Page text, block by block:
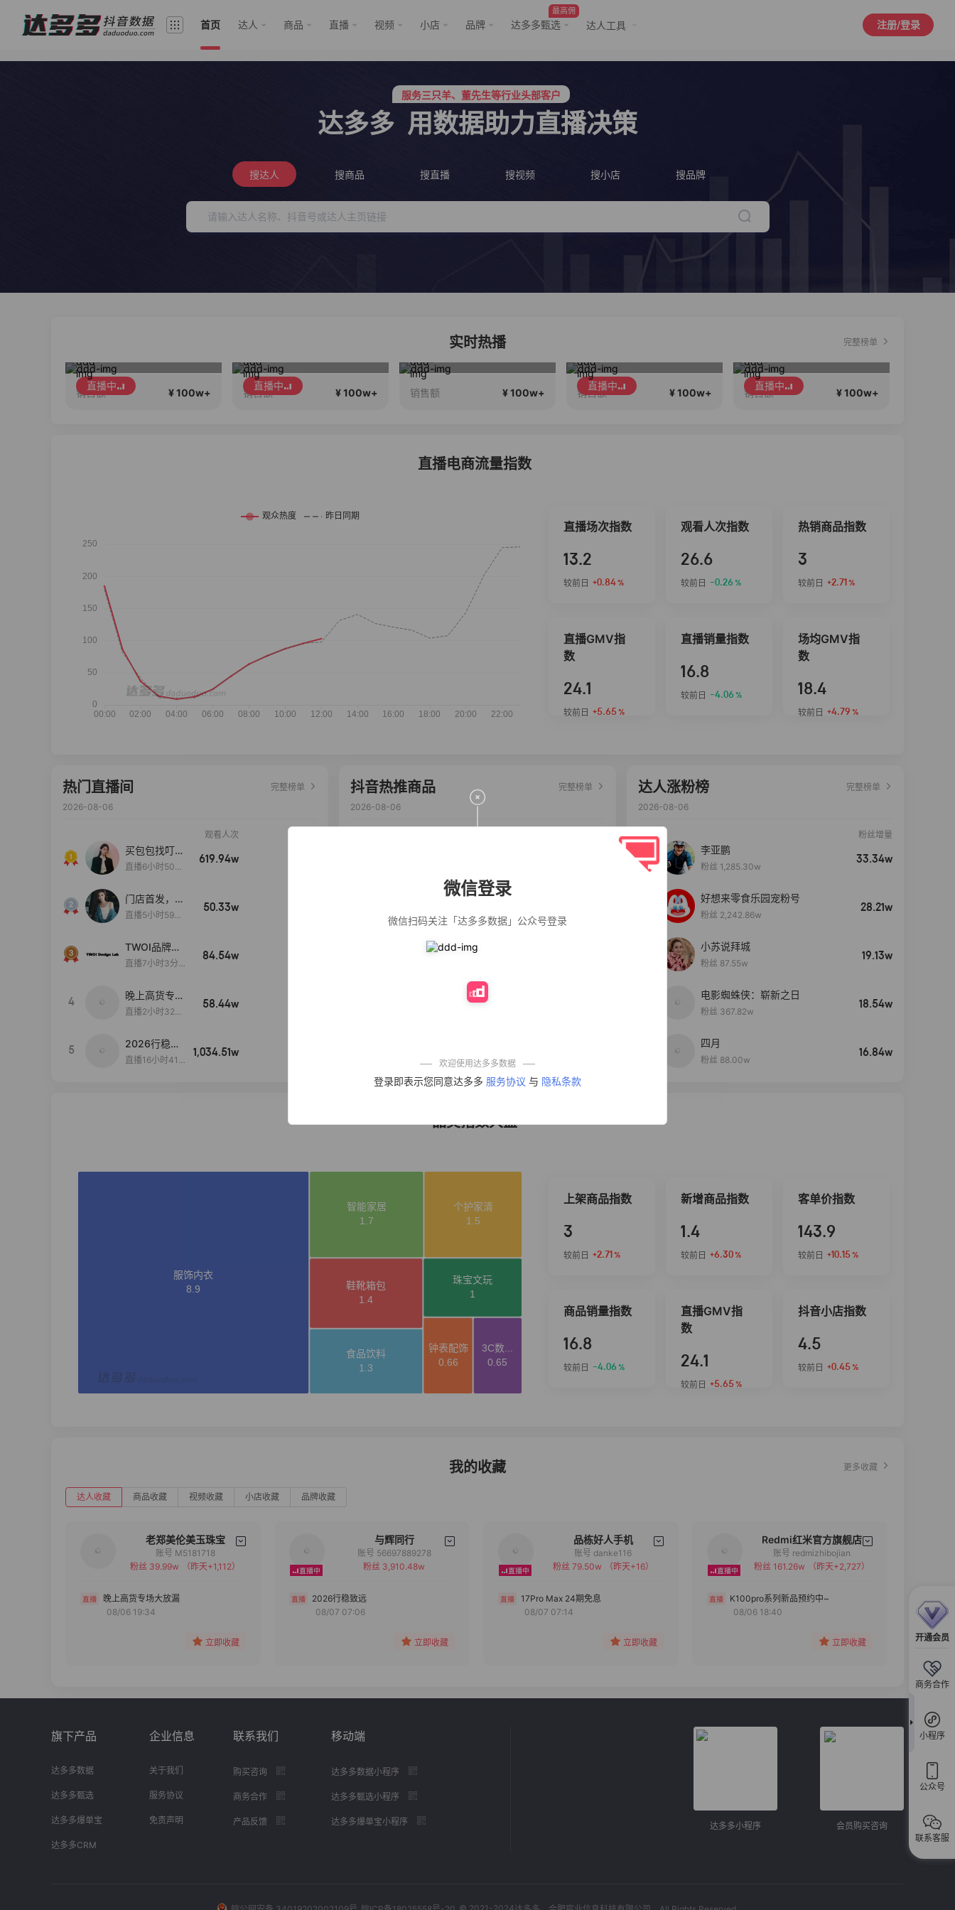
首页 达人 商品 直播 视频 小店 品牌
最高佣
达多多甄选 达人工具 注册/登录
开通会员
商务合作
小程序
公众号
联系客服
微信登录
微信扫码关注「达多多数据」公众号登录
欢迎使用达多多数据
登录即表示您同意达多多 服务协议 与 隐私条款
服务三只羊、董先生等行业头部客户
行业价格屠夫，年卡会员低至798/年
服务三只羊、董先生等行业头部客户
达多多 用数据助力直播决策
搜达人 搜商品 搜直播 搜视频 搜小店 搜品牌
实时热播 完整榜单
直播中
销售额 ¥ 100w+
直播中
销售额 ¥ 100w+ 销售额 ¥ 100w+
直播中
销售额 ¥ 100w+
直播中
销售额 ¥ 100w+
直播电商流量指数
直播场次指数
13.2
较前日 +0.84%
观看人次指数
26.6
较前日 -0.26 %
热销商品指数
3
较前日 +2.71 %
直播GMV指
数
24.1
较前日 +5.65 %
直播销量指数
16.8
较前日 -4.06 %
场均GMV指
数
18.4
较前日 +4.79 %
热门直播间
完整榜单
2026-08-06
观看人次
买包包找叮
当,一折购！
直播6小时50分
619.94w
门店首发，秋
款大上新！！
直播5小时59分
50.33w
TWOI品牌直
播间新款上
直播7小时3分5
84.54w
4
晚上高货专场
大放漏
直播2小时32分
58.44w
5
2026行稳致
远
直播16小时41
1,034.51w
抖音热推商品
完整榜单
2026-08-06
重油污去油王污
渍清洁剂油烟净
污渍除菌除螨3倍
一品欢【10包鲜
免煮开袋即食劲
艾草抽绳式免撕
*310g/袋红油麻
酱凉皮开袋即食
现做现发
达人涨粉榜
完整榜单
2026-08-06
粉丝增量
李亚鹏
粉丝 1,285.30w
33.34w
好想来零食乐园宠粉号
粉丝 2,242.86w
28.21w
小苏说拜城
粉丝 87.55w
19.13w
电影蜘蛛侠：崭新之日
粉丝 367.82w
18.54w
四月
粉丝 88.00w
16.84w
品类指数大盘
上架商品指数
3
较前日 +2.71 %
新增商品指数
1.4
较前日 +6.30%
客单价指数
143.9
较前日 +10.15 %
商品销量指数
16.8
较前日 -4.06 %
直播GMV指
数
24.1
较前日 +5.65 %
抖音小店指数
4.5
较前日 +0.45 %
我的收藏 更多收藏
达人收藏 商品收藏 视频收藏 小店收藏 品牌收藏
老郑美伦美玉珠宝
备注
分组
账号 M5181718
粉丝 39.99w
（昨天+1,112）
晚上高货专场大放漏
08/06 19:34
立即收藏
与辉同行
备注
账号 56697889278
粉丝 3,910.48w
2026行稳致远
08/07 07:06
立即收藏
品栋好人手机
备注
分组
账号 danke116
粉丝 79.50w
（昨天+16）
17Pro Max 24期免息
08/07 07:14
立即收藏
Redmi红米官方旗舰店
备注
分组
账号 redmizhibojian
粉丝 161.26w
（昨天+2,727）
K100pro系列新品预约中~
08/06 18:40
立即收藏
旗下产品
达多多数据
达多多甄选
达多多爆单宝
达多多CRM
企业信息
关于我们
服务协议
免责声明
联系我们
购买咨询
商务合作
产品反馈
移动端
达多多数据小程序
达多多甄选小程序
达多多爆单宝小程序 达多多小程序 会员购买咨询